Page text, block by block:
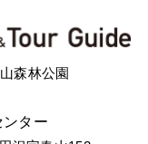
森林公園
ンター